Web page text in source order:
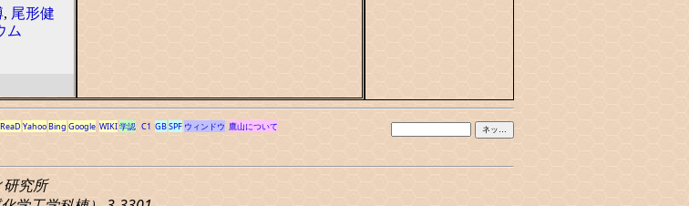
, 尾形健
ム
ReaD YahooBing Google WIKI学認 C1 GBSPF ウィンドウ 鷹山について
究所